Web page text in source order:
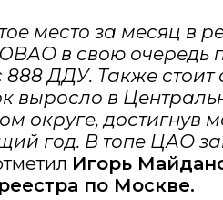
место за месяц в
в свою очередь
ДДУ. Также стоит
выросло в
округе, достигнув
год. В топе ЦАО
Игорь
по Москве.